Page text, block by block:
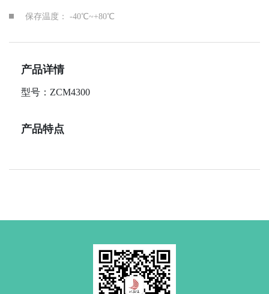
保存温度： -40℃~+80℃
产品详情
型号：ZCM4300
产品特点